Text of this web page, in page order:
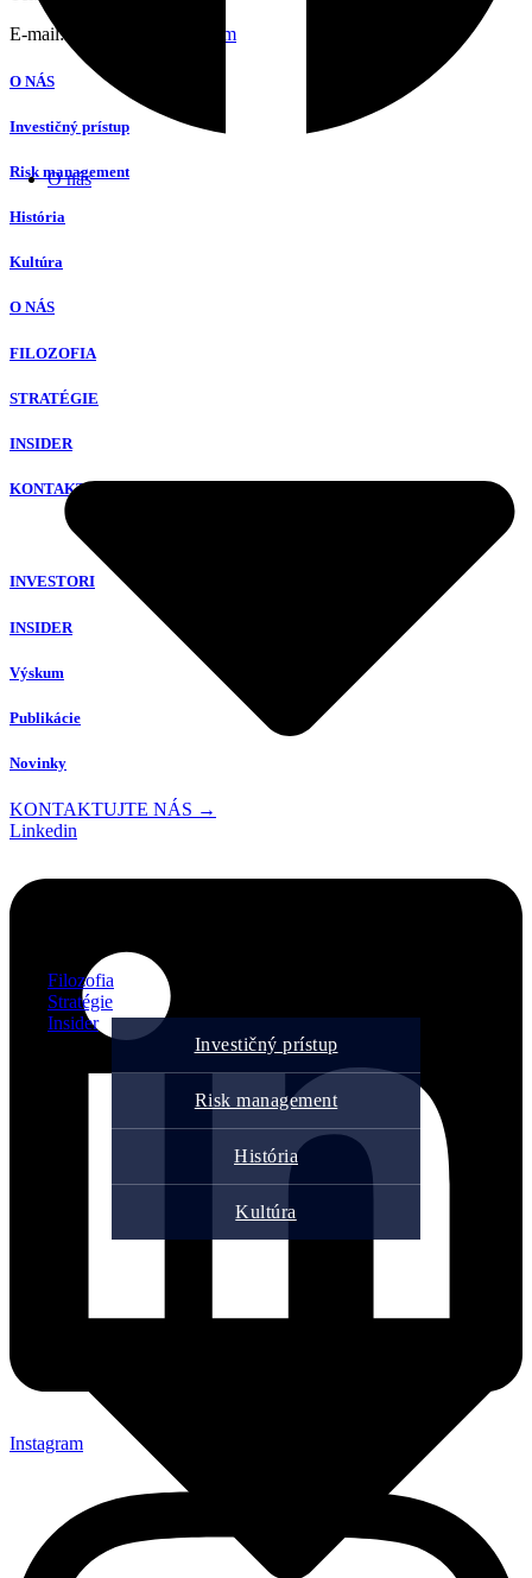
O nás
Investičný prístup
Risk management
História
Kultúra
Filozofia
Stratégie
Insider
E-mail:
singapore@hfsbc.com
O NÁS
Investičný prístup
Risk management
História
Kultúra
O NÁS
FILOZOFIA
STRATÉGIE
INSIDER
KONTAKT
INVESTORI
INSIDER
Výskum
Publikácie
Novinky
KONTAKTUJTE NÁS →
Linkedin
Instagram